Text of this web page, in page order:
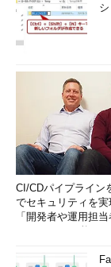
CI/CDパイプライン
でセキュリティを実
「開発者や運用担